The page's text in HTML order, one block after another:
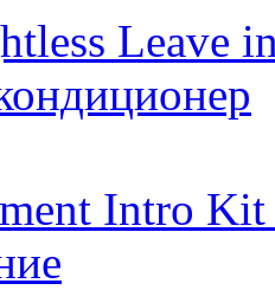
Leave
Intro Kit